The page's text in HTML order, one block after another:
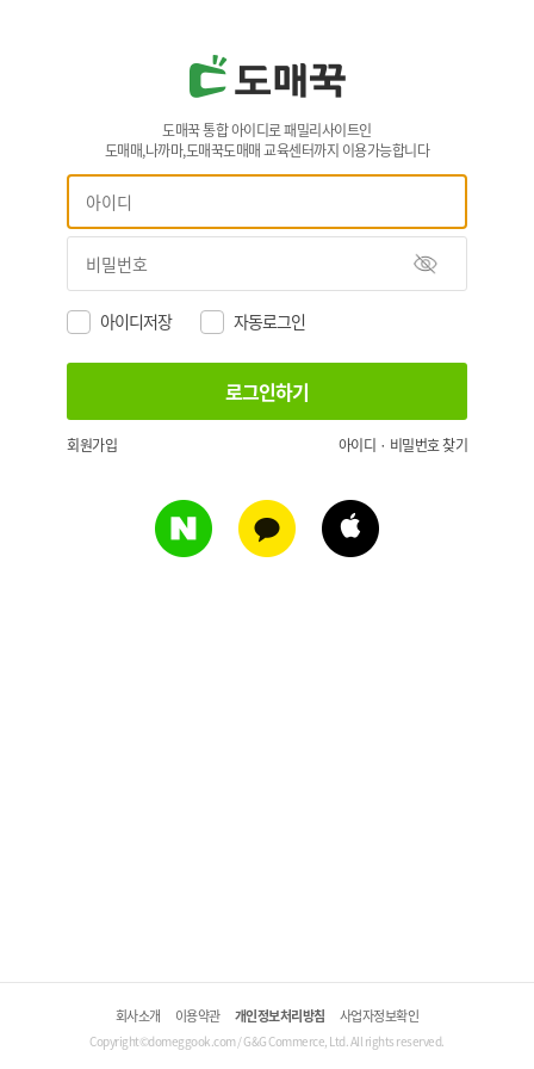
도매꾹 통합 아이디로 패밀리사이트인
도매매,나까마,도매꾹도매매 교육센터까지 이용가능합니다
아이디저장 자동로그인
회원가입 아이디 · 비밀번호 찾기
회사소개 이용약관 개인정보처리방침 사업자정보확인
Copyright©domeggook.com / G&G Commerce, Ltd. All rights reserved.